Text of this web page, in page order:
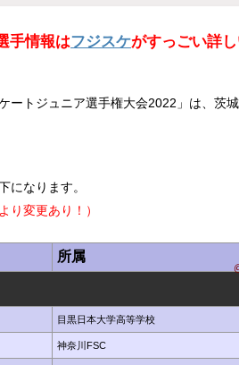
手情報はフジスケがすっごい詳
ートジュニア選手権大会2022」は、茨
になります。
り変更あり！）
所属
目黒日本大学高等学校
神奈川FSC